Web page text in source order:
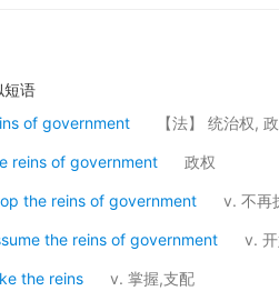
短语
of government
【法】 统治权,
reins of government 政权
the reins of government v. 不再
the reins of government v.
the reins v. 掌握,支配